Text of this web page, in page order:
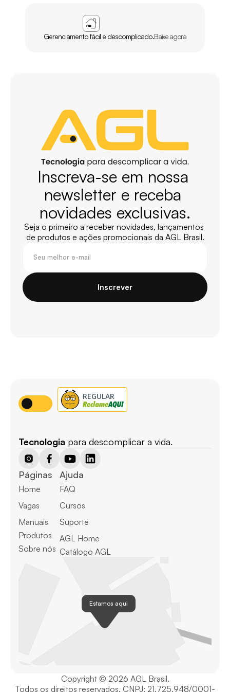
Gerenciamento fácil e descomplicado.Baixe agora
Inscreva-se em nossa
newsletter e receba
novidades exclusivas.
Seja o primeiro a receber novidades, lançamentos
de produtos e ações promocionais da AGL Brasil.
Inscrever
Tecnologia para descomplicar a vida.
Páginas
Home
Vagas
Manuais
Produtos
Sobre nós
Ajuda
FAQ
Cursos
Suporte
AGL Home
Catálogo AGL
Estamos aqui
Copyright © 2026 AGL Brasil.
Todos os direitos reservados. CNPJ: 21.725.948/0001-